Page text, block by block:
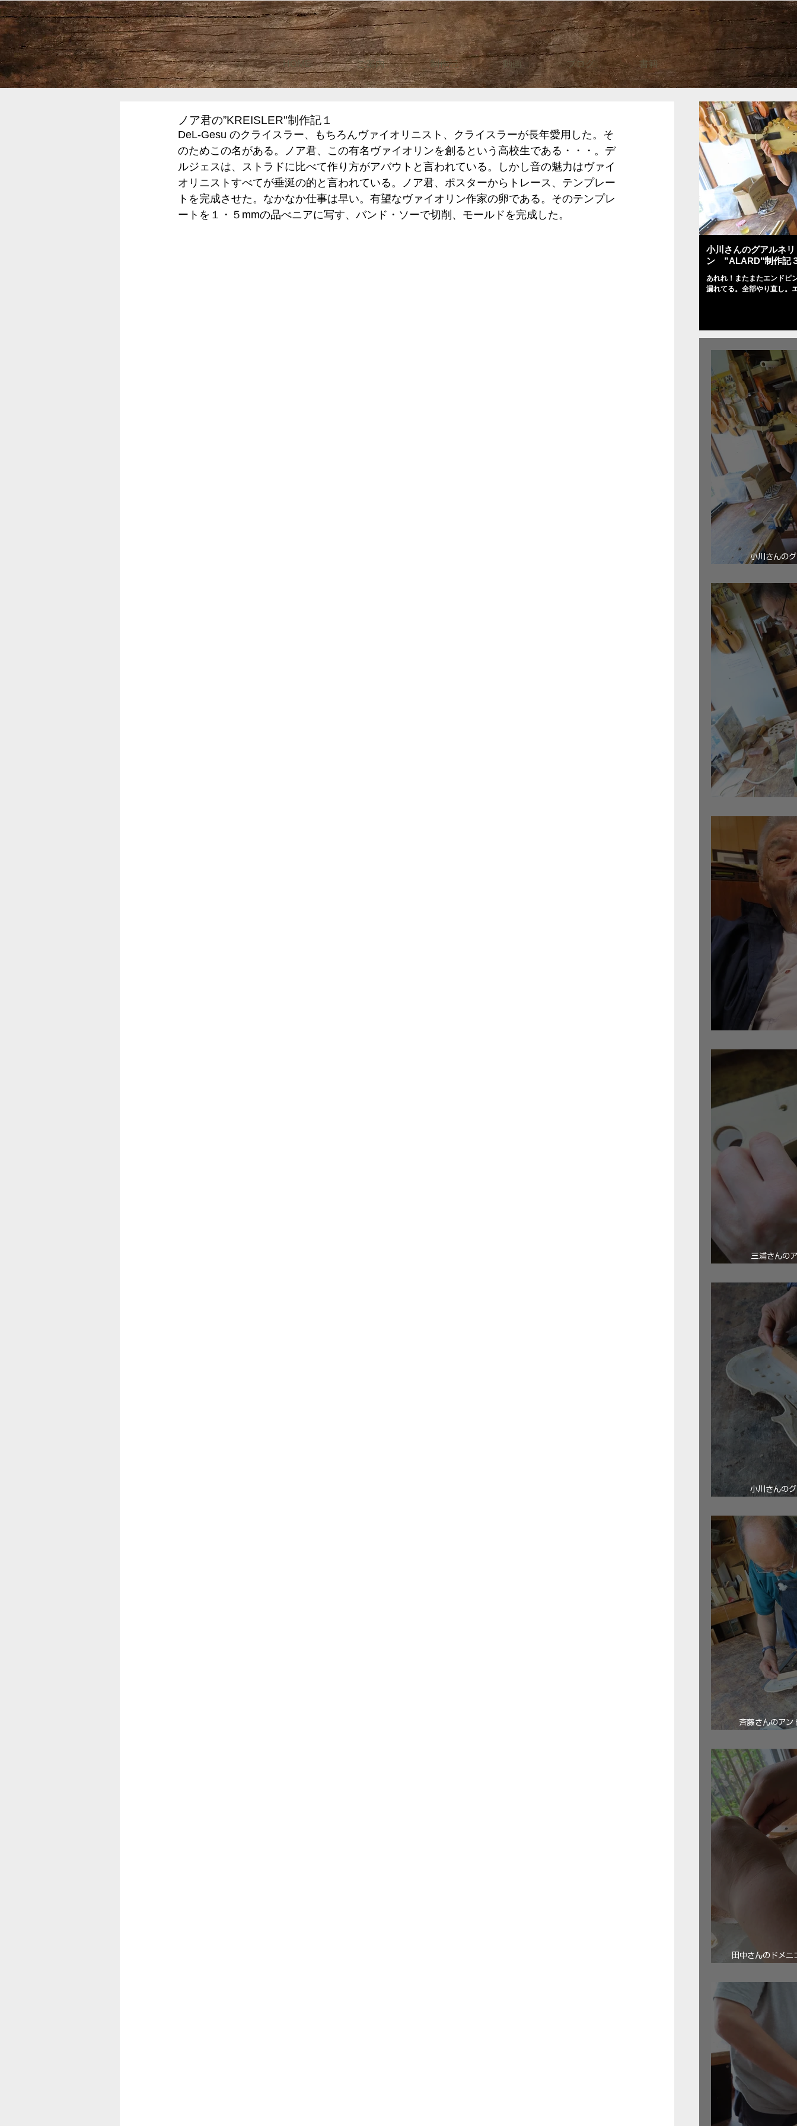
HOME ご案内 制作記 動画 ブログ 書籍
ノア君の”KREISLER"制作記１
DeL-Gesu のクライスラー、もちろんヴァイオリニスト、クライスラーが長年愛用した。そ
のためこの名がある。ノア君、この有名ヴァイオリンを創るという高校生である・・・。デ
ルジェスは、ストラドに比べて作り方がアバウトと言われている。しかし音の魅力はヴァイ
オリニストすべてが垂涎の的と言われている。ノア君、ポスターからトレース、テンプレー
トを完成させた。なかなか仕事は早い。有望なヴァイオリン作家の卵である。そのテンプレ
ートを１・５mmの品べニアに写す、バンド・ソーで切削、モールドを完成した。
小川さんのグアルネ
ン ”ALARD"制作記
あれれ！またまたエンドピ
漏れてる。全部やり直し。
小川さんの
三浦さんの
小川さんの
斉藤さんのア
田中さんのドメ